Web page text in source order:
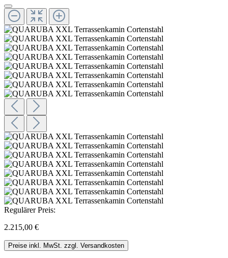
Regulärer Preis:
2.215,00 €
Preise inkl. MwSt. zzgl. Versandkosten